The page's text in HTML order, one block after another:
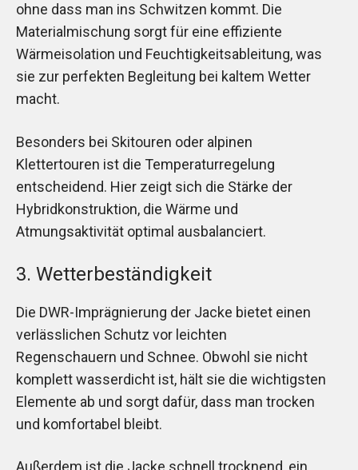
ohne dass man ins Schwitzen kommt. Die
Materialmischung sorgt für eine effiziente
Wärmeisolation und Feuchtigkeitsableitung, was
sie zur perfekten Begleitung bei kaltem Wetter
macht.
Besonders bei Skitouren oder alpinen
Klettertouren ist die Temperaturregelung
entscheidend. Hier zeigt sich die Stärke der
Hybridkonstruktion, die Wärme und
Atmungsaktivität optimal ausbalanciert.
3. Wetterbeständigkeit
Die DWR-Imprägnierung der Jacke bietet einen
verlässlichen Schutz vor leichten
Regenschauern und Schnee. Obwohl sie nicht
komplett wasserdicht ist, hält sie die wichtigsten
Elemente ab und sorgt dafür, dass man trocken
und komfortabel bleibt.
Außerdem ist die Jacke schnell trocknend, ein